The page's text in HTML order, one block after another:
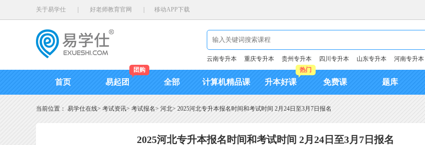
关于易学仕 好老师教育官网 移动APP下载
云南专升本 重庆专升本 贵州专升本 四川专升本 山东专升本 河南专升本
首页 易起团
团购
全部 计算机精品课 升本好课
热门
免费课 题库
当前位置： 易学仕在线> 考试资讯> 考试报名> 河北> 2025河北专升本报名时间和考试时间 2月24日至3月7日报名
2025河北专升本报名时间和考试时间 2月24日至3月7日报名